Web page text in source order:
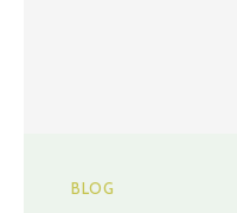
BLOG